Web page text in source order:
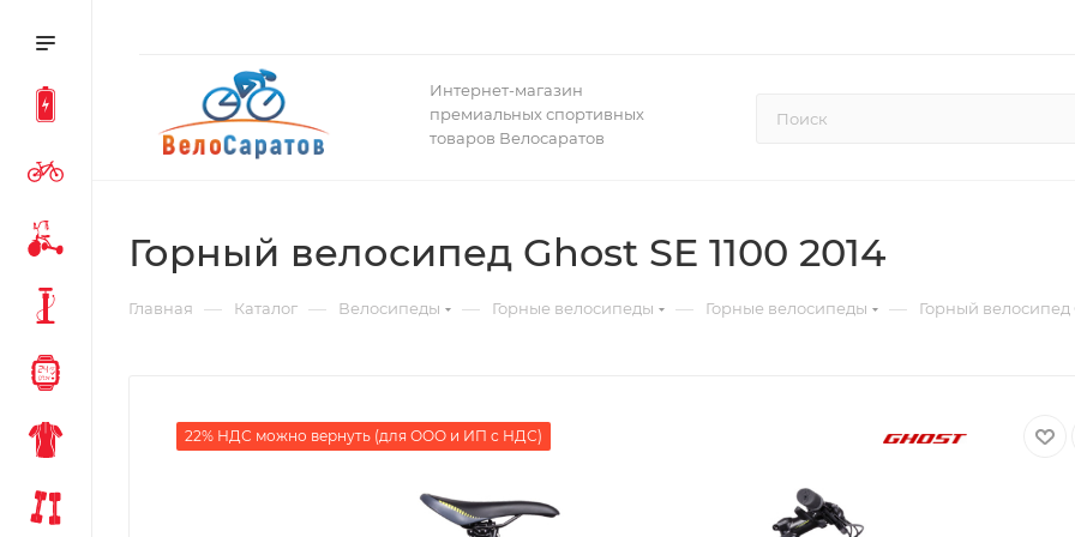
Интернет-магазин
премиальных спортивных
товаров Велосаратов
Горный велосипед Ghost SE 1100 2014
Главная — Каталог — Велосипеды — Горные велосипеды — Горные велосипеды — Горный велосипед
22% НДС можно вернуть (для ООО и ИП с НДС)